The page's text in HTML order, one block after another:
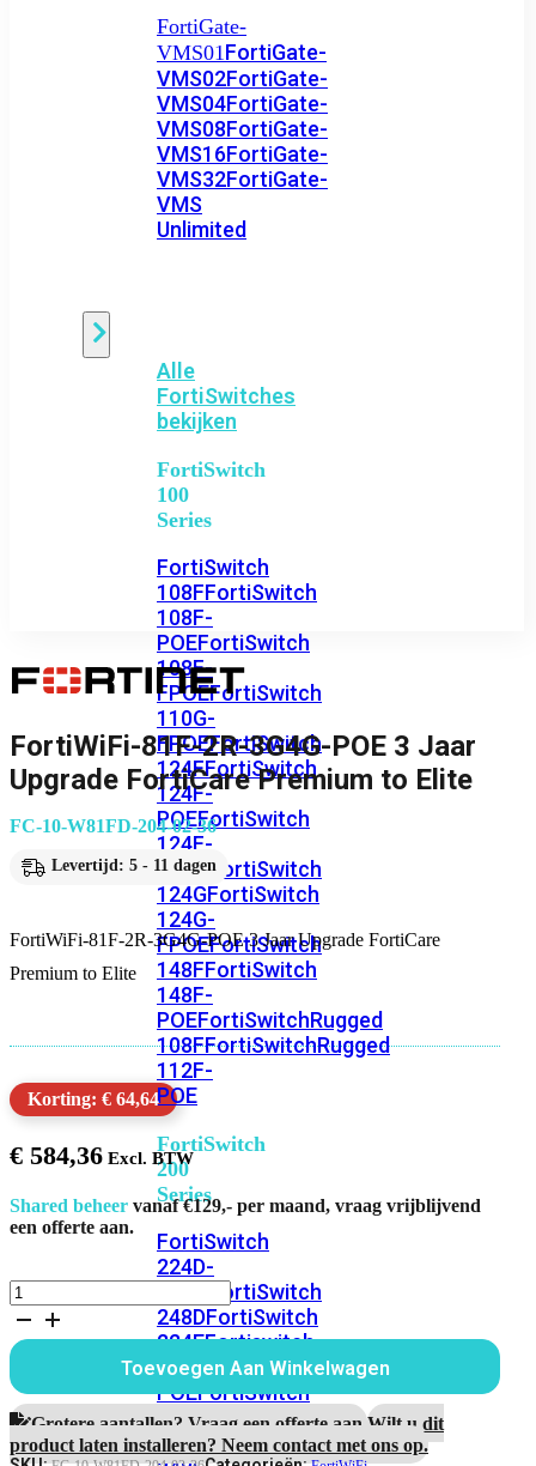
FortiGate-
VMS01FortiGate-
VMS02FortiGate-
VMS04FortiGate-
VMS08FortiGate-
VMS16FortiGate-
VMS32FortiGate-
VMS
Unlimited
Alle
FortiSwitches
bekijken
FortiSwitch
100
Series
FortiSwitch
108FFortiSwitch
108F-
POEFortiSwitch
108F-
FPOEFortiSwitch
110G-
FPOEFortiSwitch
124FFortiSwitch
124F-
POEFortiSwitch
124F-
FPOEFortiSwitch
124GFortiSwitch
124G-
FPOEFortiSwitch
148FFortiSwitch
148F-
POEFortiSwitchRugged
108FFortiSwitchRugged
112F-
POE
FortiSwitch
200
Series
FortiSwitch
224D-
FortiSwitch
248DFortiSwitch
224EFortiswitch
224E-
POEFortiSwitch
248E-
POEFortiSwitch
FortiWiFi-81F-2R-3G4G-POE 3 Jaar
Upgrade FortiCare Premium to Elite
FC-10-W81FD-204-02-36
Levertijd: 5 - 11 dagen
FortiWiFi-81F-2R-3G4G-POE 3 Jaar Upgrade FortiCare
Premium to Elite
Korting: € 64,64
€ 584,36
Shared beheer vanaf €129,- per maand, vraag vrijblijvend
een offerte aan.
FortiWiFi-
81F-
3G4G-
POE
3
Jaar
Upgrade
Toevoegen Aan Winkelwagen
Grotere aantallen? Vraag een offerte aan.Wilt u dit
product laten installeren? Neem contact met ons op.